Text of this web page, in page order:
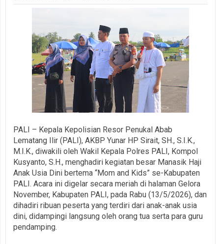
PALI – Kepala Kepolisian Resor Penukal Abab
Lematang Ilir (PALI), AKBP Yunar HP Sirait, SH., S.I.K.,
M.I.K., diwakili oleh Wakil Kepala Polres PALI, Kompol
Kusyanto, S.H., menghadiri kegiatan besar Manasik Haji
Anak Usia Dini bertema “Mom and Kids” se-Kabupaten
PALI. Acara ini digelar secara meriah di halaman Gelora
November, Kabupaten PALI, pada Rabu (13/5/2026), dan
dihadiri ribuan peserta yang terdiri dari anak-anak usia
dini, didampingi langsung oleh orang tua serta para guru
pendamping.